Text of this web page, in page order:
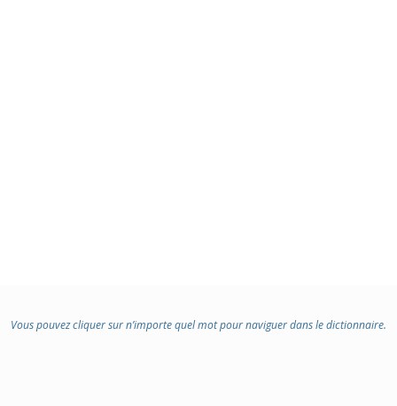
Vous pouvez cliquer sur n’importe quel mot pour naviguer dans le dictionnaire.